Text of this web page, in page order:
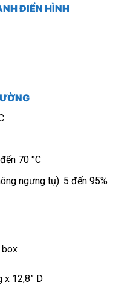
ĐIỂN HÌNH
70 °C
ngưng tụ): 5 đến 95%
box
x 12,8” D